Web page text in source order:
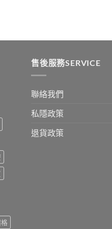
售後服務SERVICE
聯絡我們
私隱政策
退貨政策